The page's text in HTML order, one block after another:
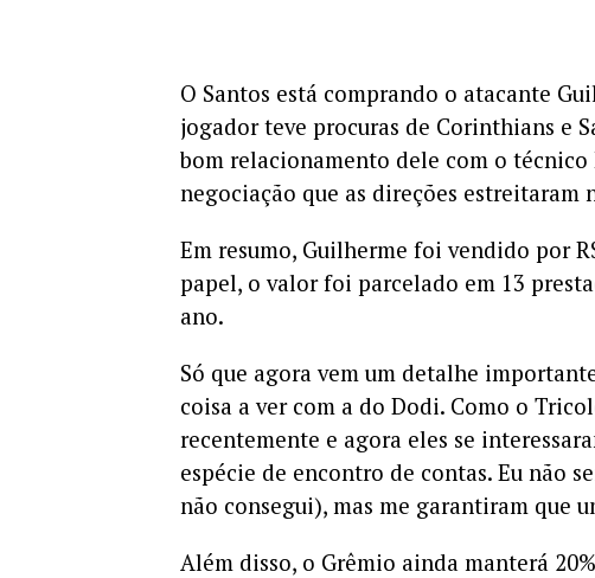
O Santos está comprando o atacante
jogador teve procuras de Corinthians e
bom relacionamento dele com o
negociação que as direções estreitaram
Em resumo, Guilherme foi vendido por
papel, o valor foi parcelado em 13
ano.
Só que agora vem um detalhe
coisa a ver com a do Dodi. Como o
recentemente e agora eles se
espécie de encontro de contas. Eu não
não consegui), mas me garantiram que
Além disso, o Grêmio ainda manterá